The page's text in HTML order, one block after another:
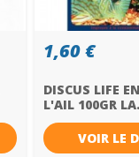
1,60 €
DISCUS LIFE
L'AIL 100GR
VOIR LE